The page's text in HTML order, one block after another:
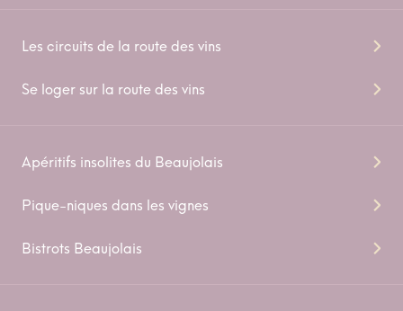
Les circuits de la route des vins
Se loger sur la route des vins
Apéritifs insolites du Beaujolais
Pique-niques dans les vignes
Bistrots Beaujolais